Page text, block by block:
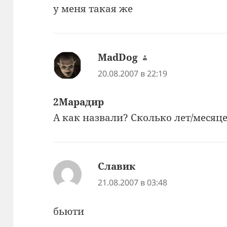
у меня такая же
MadDog :
20.08.2007 в 22:19
2Марадир
А как назвали? Сколько лет/
Славик:
21.08.2007 в 03:48
бьюти